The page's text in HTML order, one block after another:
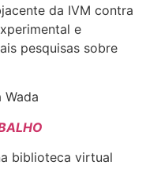
da IVM contra
e
pesquisas sobre
biblioteca virtual